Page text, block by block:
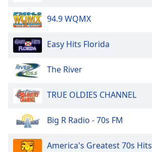
94.9 WQMX
Easy Hits Florida
The River
TRUE OLDIES CHANNEL
Big R Radio - 70s FM
America's Greatest 70s Hits